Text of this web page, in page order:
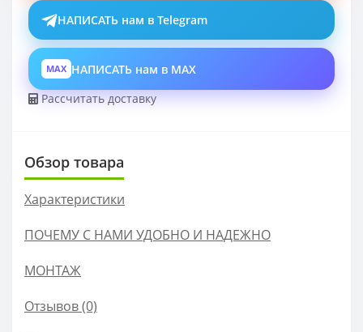
НАПИСАТЬ нам в Telegram
MAX НАПИСАТЬ нам в MAX
Рассчитать доставку
Обзор товара
Характеристики
ПОЧЕМУ С НАМИ УДОБНО И НАДЕЖНО
МОНТАЖ
Отзывов (0)